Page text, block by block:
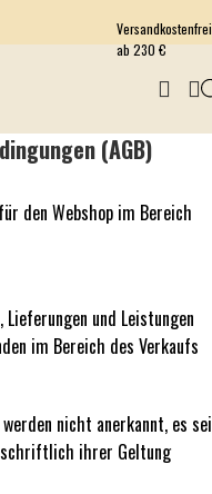
Versandkostenfrei
ab 230 €
(AGB)
den Webshop im Bereich
und Leistungen
im Bereich des Verkaufs
nicht anerkannt, es sei
ihrer Geltung